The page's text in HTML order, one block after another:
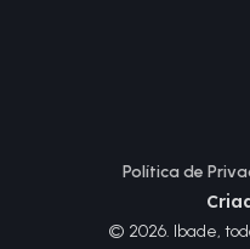
© 2026. Ibade,
Política de